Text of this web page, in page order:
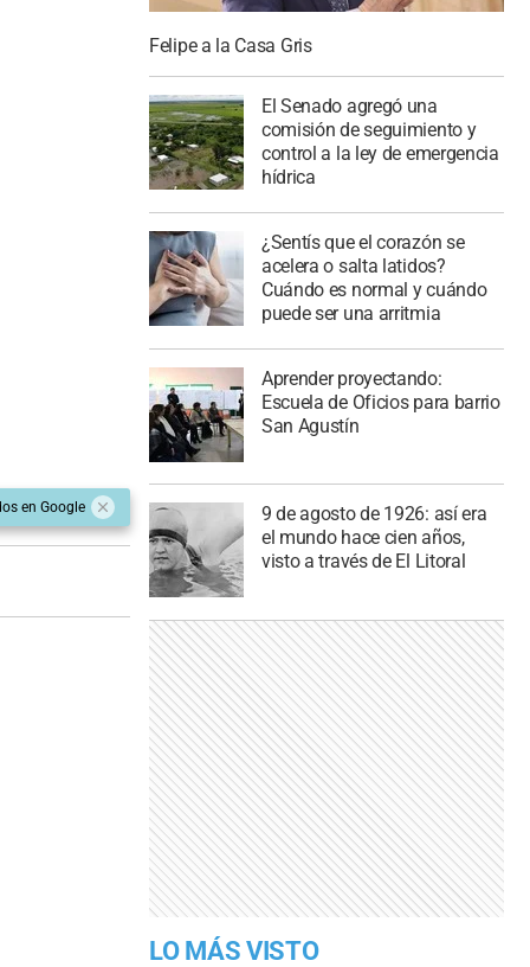
en Google
Felipe a la Casa Gris
El Senado agregó una
comisión de seguimiento y
control a la ley de emergencia
hídrica
¿Sentís que el corazón se
acelera o salta latidos?
Cuándo es normal y cuándo
puede ser una arritmia
Aprender proyectando:
Escuela de Oficios para barrio
San Agustín
9 de agosto de 1926: así era
el mundo hace cien años,
visto a través de El Litoral
LO MÁS VISTO